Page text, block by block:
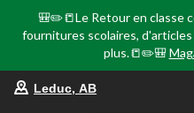
🎒✏️📒Le Retour en classe
fournitures scolaires,
plus.📒✏️🎒
Leduc, AB